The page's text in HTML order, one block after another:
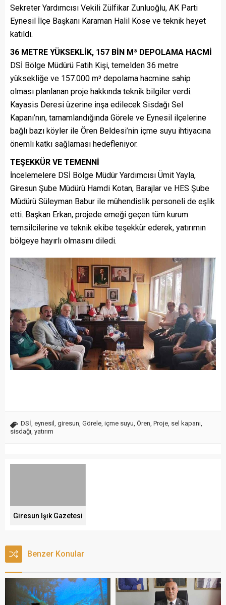
Sekreter Yardımcısı Vekili Zülfikar Zunluoğlu, AK Parti
Eynesil İlçe Başkanı Karaman Halil Köse ve teknik heyet
katıldı.
36 METRE YÜKSEKLİK, 157 BİN M³ DEPOLAMA HACMİ
DSİ Bölge Müdürü Fatih Kişi, temelden 36 metre
yüksekliğe ve 157.000 m³ depolama hacmine sahip
olması planlanan proje hakkında teknik bilgiler verdi.
Kayasis Deresi üzerine inşa edilecek Sisdağı Sel
Kapanı’nın, tamamlandığında Görele ve Eynesil ilçelerine
bağlı bazı köyler ile Ören Beldesi’nin içme suyu ihtiyacına
önemli katkı sağlaması hedefleniyor.
TEŞEKKÜR VE TEMENNİ
İncelemelere DSİ Bölge Müdür Yardımcısı Ümit Yayla,
Giresun Şube Müdürü Hamdi Kotan, Barajlar ve HES Şube
Müdürü Süleyman Babur ile mühendislik personeli de eşlik
etti. Başkan Erkan, projede emeği geçen tüm kurum
temsilcilerine ve teknik ekibe teşekkür ederek, yatırımın
bölgeye hayırlı olmasını diledi.
DSİ, eynesil , giresun, Görele, içme suyu, Ören, Proje, sel kapanı,
sisdağı, yatırım
Giresun Işık Gazetesi
Benzer Konular